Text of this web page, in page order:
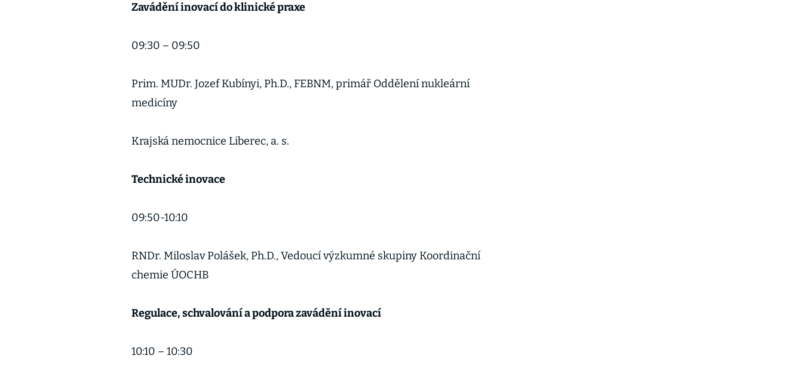
Zavádění inovací do klinické praxe
09:30 – 09:50
Prim. MUDr. Jozef Kubínyi, Ph.D., FEBNM, primář Oddělení nukleární
medicíny
Krajská nemocnice Liberec, a. s.
Technické inovace
09:50-10:10
RNDr. Miloslav Polášek, Ph.D., Vedoucí výzkumné skupiny Koordinační
chemie ÚOCHB
Regulace, schvalování a podpora zavádění inovací
10:10 – 10:30